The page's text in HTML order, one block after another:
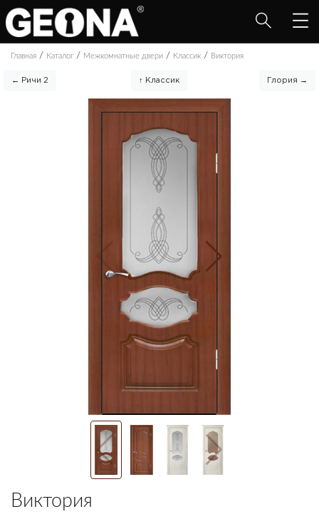
Главная / Каталог / Межкомнатные двери / Классик / Виктория
← Ричи 2 ↑ Классик Глория →
Виктория